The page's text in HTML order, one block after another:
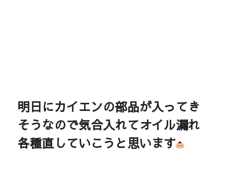
明日にカイエンの部品が入ってき
そうなので気合入れてオイル漏れ
各種直していこうと思います